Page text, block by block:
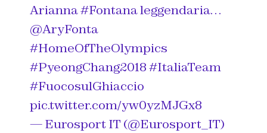
Arianna#Fontanaleggendaria…
@AryFonta
#HomeOfTheOlympics
#PyeongChang2018#ItaliaTeam
#FuocosulGhiaccio
pic.twitter.com/yw0yzMJGx8
— Eurosport IT (@Eurosport_IT)